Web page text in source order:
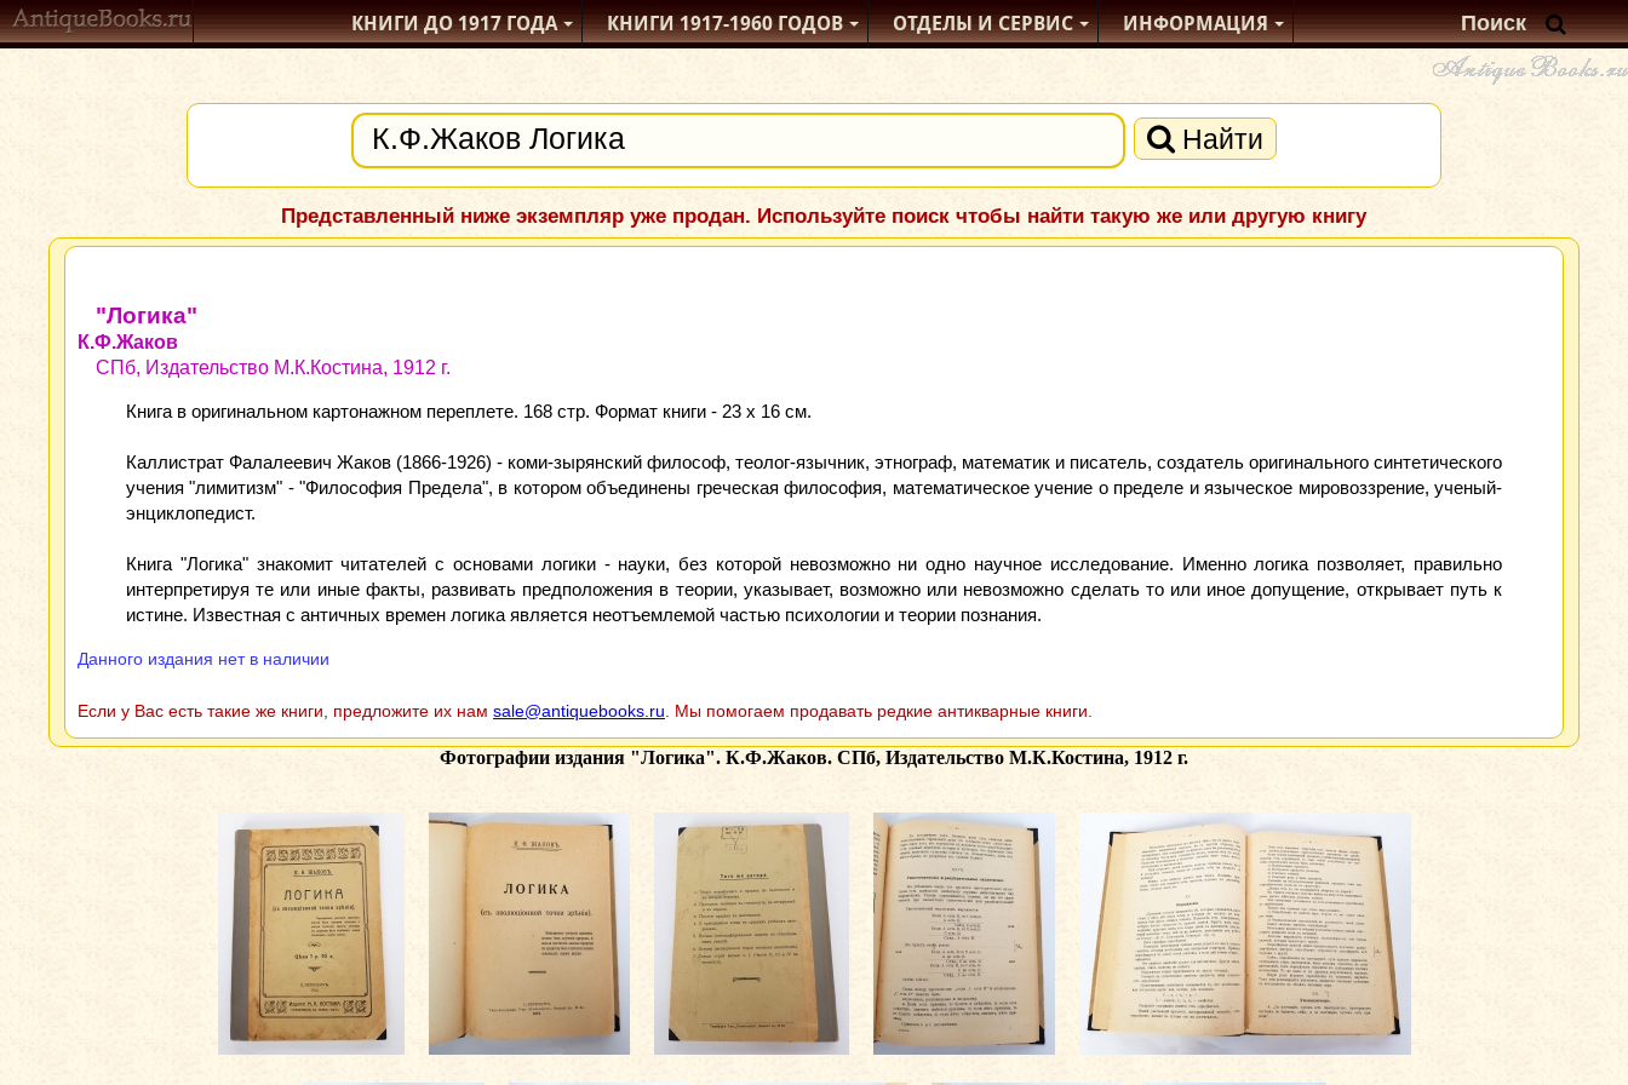
КНИГИ ДО 1917ГОДА КНИГИ1917-1960ГОДОВ ОТДЕЛЫИ СЕРВИС ИНФОРМАЦИЯ
Найти
Представленный ниже экземпляр уже продан. Используйте поиск чтобы найти такую же или другую книгу
"Логика"
К.Ф.Жаков
СПб, Издательство М.К.Костина, 1912 г.
Книга в оригинальном картонажном переплете. 168 стр. Формат книги - 23 х 16 см.
Каллистрат Фалалеевич Жаков (1866-1926) - коми-зырянский философ, теолог-язычник, этнограф, математик и писатель, создатель оригинального синтетического
учения "лимитизм" - "Философия Предела", в котором объединены греческая философия, математическое учение о пределе и языческое мировоззрение, ученый-
энциклопедист.
Книга "Логика" знакомит читателей с основами логики - науки, без которой невозможно ни одно научное исследование. Именно логика позволяет, правильно
интерпретируя те или иные факты, развивать предположения в теории, указывает, возможно или невозможно сделать то или иное допущение, открывает путь к
истине. Известная с античных времен логика является неотъемлемой частью психологии и теории познания.
Данного издания нет в наличии
Если у Вас есть такие же книги, предложите их нам sale@antiquebooks.ru . Мы помогаем продавать редкие антикварные книги.
Фотографии издания "Логика". К.Ф.Жаков. СПб, Издательство М.К.Костина, 1912 г.